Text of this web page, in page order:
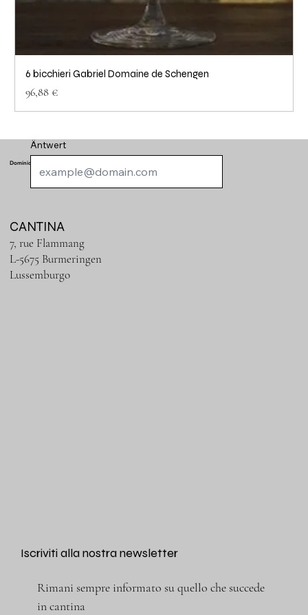
6 bicchieri Gabriel Domaine de Schengen
Prezzo
96,88 €
Iscriviti alla nostra newsletter
Rimani sempre informato su quello che succede
in cantina
CANTINA
7, rue Flammang
L-5675 Burmeringen
Lussemburgo
Dominio di Schengen
Äntwert